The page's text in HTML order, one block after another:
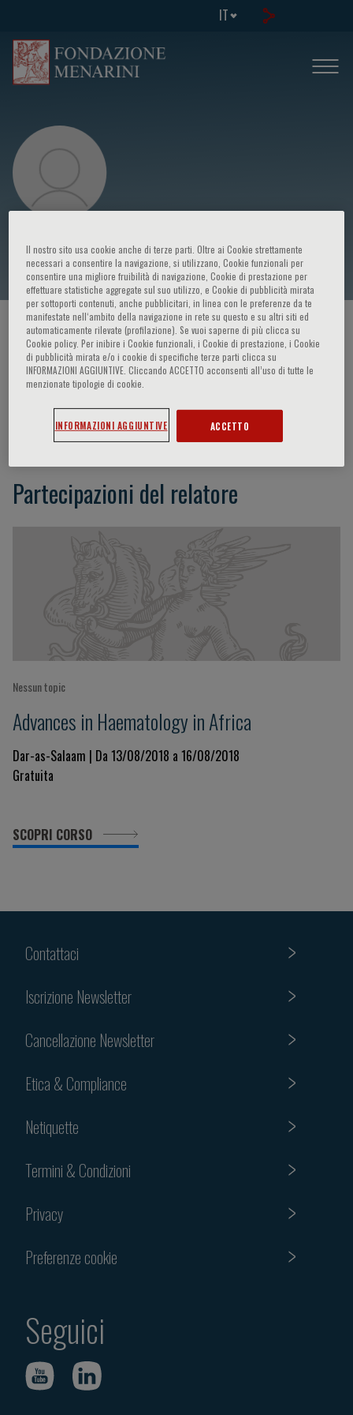
IT
B.M. Cambi
HOME PAGE / CORSI ED EVENTI / RELATORE
B.M. Cambi
Partecipazioni del relatore
Nessun topic
Advances in Haematology in Africa
Dar-as-Salaam | Da 13/08/2018 a 16/08/2018
Gratuita
SCOPRI CORSO
Contattaci
Iscrizione Newsletter
Cancellazione Newsletter
Etica & Compliance
Netiquette
Termini & Condizioni
Privacy
Preferenze cookie
Seguici
Il nostro sito usa cookie anche di terze parti. Oltre ai Cookie strettamente
necessari a consentire la navigazione, si utilizzano, Cookie funzionali per
consentire una migliore fruibilità di navigazione, Cookie di prestazione per
effettuare statistiche aggregate sul suo utilizzo, e Cookie di pubblicità mirata
per sottoporti contenuti, anche pubblicitari, in linea con le preferenze da te
manifestate nell‘ambito della navigazione in rete su questo e su altri siti ed
automaticamente rilevate (profilazione). Se vuoi saperne di più clicca su
Cookie policy. Per inibire i Cookie funzionali, i Cookie di prestazione, i Cookie
di pubblicità mirata e/o i cookie di specifiche terze parti clicca su
INFORMAZIONI AGGIUNTIVE. Cliccando ACCETTO acconsenti all’uso di tutte le
menzionate tipologie di cookie.
INFORMAZIONI AGGIUNTIVE ACCETTO